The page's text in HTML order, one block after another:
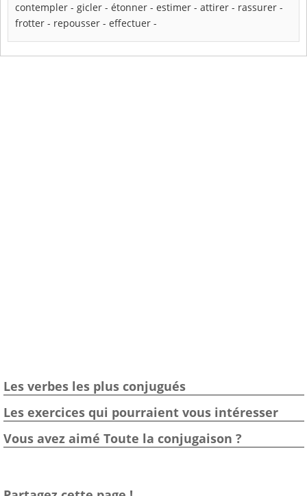
contempler - gicler - étonner - estimer - attirer - rassurer -
frotter - repousser - effectuer -
Les verbes les plus conjugués
Les exercices qui pourraient vous intéresser
Vous avez aimé Toute la conjugaison ?